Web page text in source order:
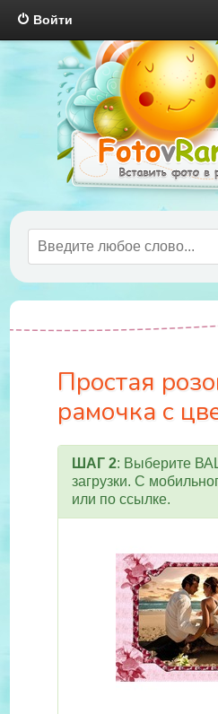
Войти
Простая
рамочка с
ШАГ 2: Выберите
загрузки. С
или по ссылке.